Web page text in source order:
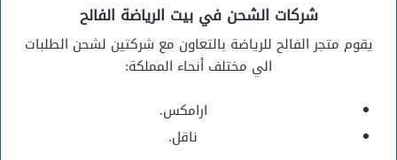
شركات الشحن في بيت الرياضة الفالح
يقوم متجر الفالح للرياضة بالتعاون مع شركتين لشحن الطلبات
الي مختلف أنحاء المملكة:
ارامكس.
ناقل.